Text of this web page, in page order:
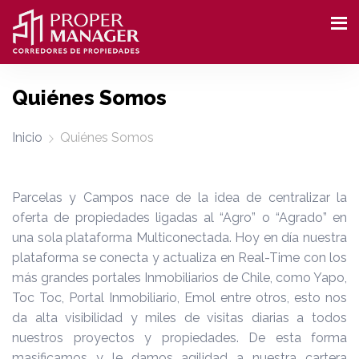
Quiénes Somos
Inicio Quiénes Somos
Parcelas y Campos nace de la idea de centralizar la
oferta de propiedades ligadas al “Agro” o “Agrado” en
una sola plataforma Multiconectada. Hoy en día nuestra
plataforma se conecta y actualiza en Real-Time con los
más grandes portales Inmobiliarios de Chile, como Yapo,
Toc Toc, Portal Inmobiliario, Emol entre otros, esto nos
da alta visibilidad y miles de visitas diarias a todos
nuestros proyectos y propiedades. De esta forma